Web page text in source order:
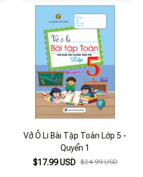
Vở Ô Li Bài Tập Toán Lớp 5 -
Quyển 1
$17.99 USD $24.99 USD